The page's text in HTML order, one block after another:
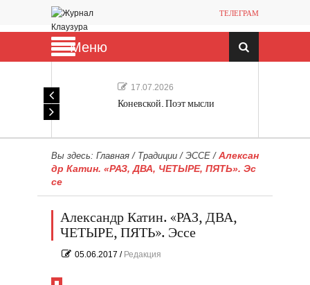
ТЕЛЕГРАМ
Меню
17.07.2026
Коневской. Поэт мысли
Вы здесь: Главная / Традиции / ЭССЕ / Алексан
др Катин. «РАЗ, ДВА, ЧЕТЫРЕ, ПЯТЬ». Эс
се
Александр Катин. «РАЗ, ДВА,
ЧЕТЫРЕ, ПЯТЬ». Эссе
05.06.2017 / Редакция